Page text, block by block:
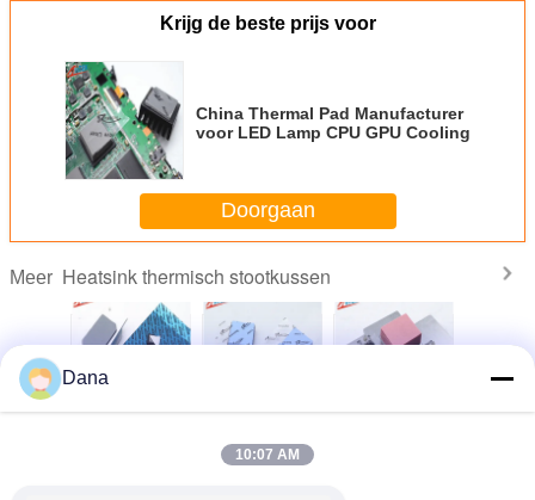
Krijg de beste prijs voor
China Thermal Pad Manufacturer
voor LED Lamp CPU GPU Cooling
Doorgaan
Meer Heatsink thermisch stootkussen
W siliconen hoofd
wasbak thermisch
Dana
10:07 AM